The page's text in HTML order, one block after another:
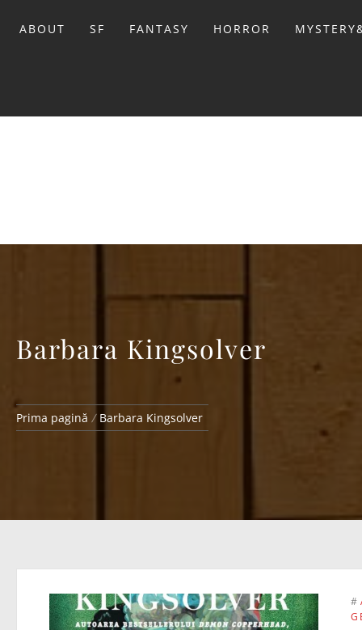
ABOUT SF FANTASY HORROR
Barbara Kingsolver
Prima pagină Barbara Kingsolver
#